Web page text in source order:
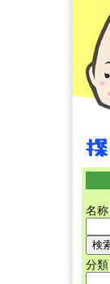
名称
分類